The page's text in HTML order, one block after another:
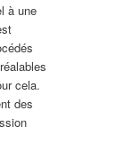
à une
cela.
des